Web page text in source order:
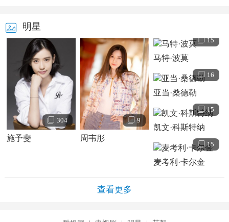
明星
304
施予斐
9
周韦彤
15
马特·波莫
16
亚当·桑德勒
15
凯文·科斯特纳
15
麦考利·卡尔金
查看更多